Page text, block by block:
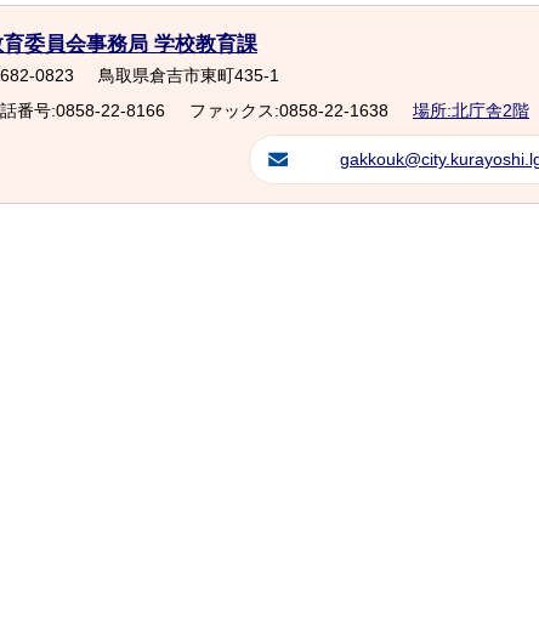
委員会事務局 学校教育課
0823
鳥取県倉吉市東町435-1
番号:0858-22-8166
ファックス:0858-22-1638 場所:北庁舎2階